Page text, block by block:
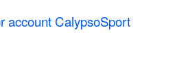
account CalypsoSport